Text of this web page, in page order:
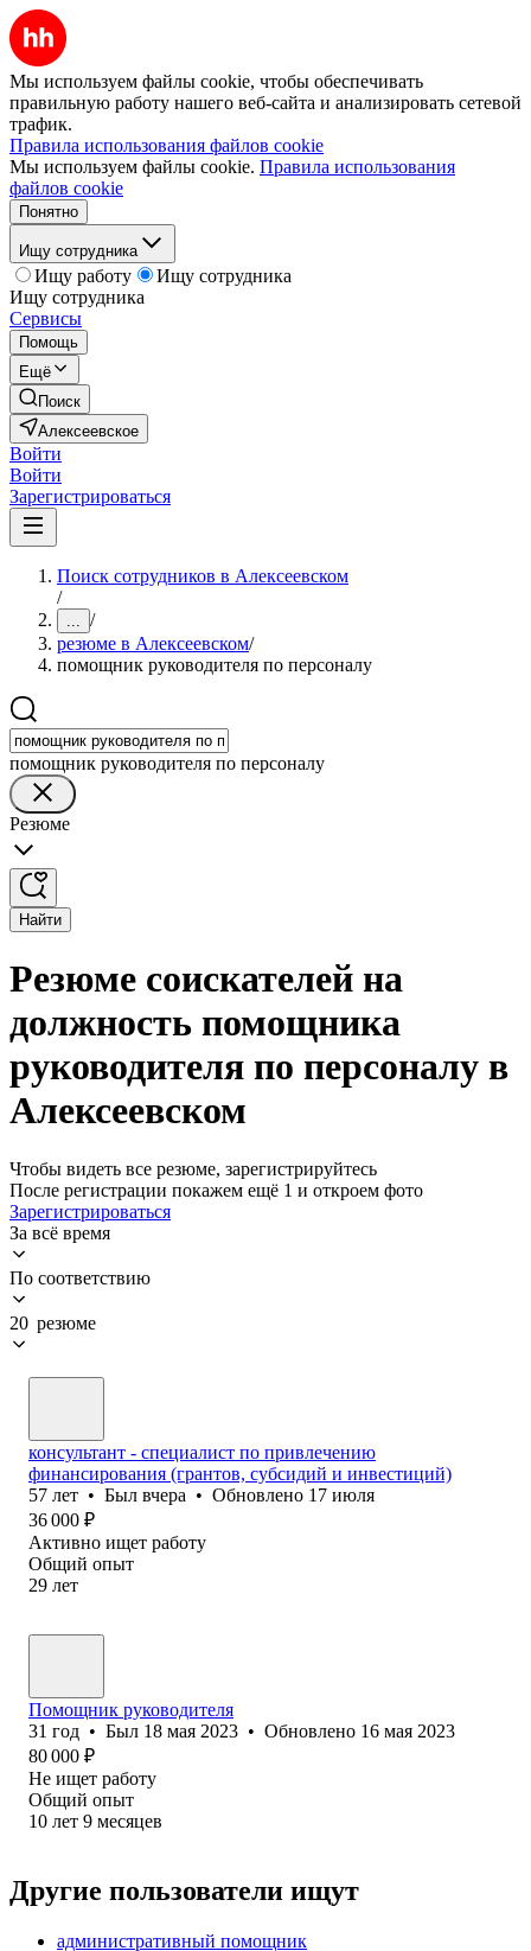
Мы используем файлы cookie, чтобы обеспечивать
правильную работу нашего веб-сайта и анализировать сетевой
трафик.
Правила использования файлов cookie
Мы используем файлы cookie. Правила использования
файлов cookie
Понятно
Ищу сотрудника
Ищу работу
Ищу сотрудника
Ищу сотрудника
Сервисы
Помощь
Ещё
Поиск
Алексеевское
Войти
Войти
Зарегистрироваться
Поиск сотрудников в Алексеевском
/
... /
резюме в Алексеевском/
помощник руководителя по персоналу
помощник руководителя по персоналу
Резюме
Найти
Резюме соискателей на
должность помощника
руководителя по персоналу в
Алексеевском
Чтобы видеть все резюме, зарегистрируйтесь
После регистрации покажем ещё 1 и откроем фото
Зарегистрироваться
За всё время
По соответствию
20 резюме
консультант - специалист по привлечению
финансирования (грантов, субсидий и инвестиций)
57 лет • Был вчера • Обновлено 17 июля
36 000 ₽
Активно ищет работу
Общий опыт
29 лет
Помощник руководителя
31 год • Был 18 мая 2023 • Обновлено 16 мая 2023
80 000 ₽
Не ищет работу
Общий опыт
10 лет 9 месяцев
Другие пользователи ищут
административный помощник